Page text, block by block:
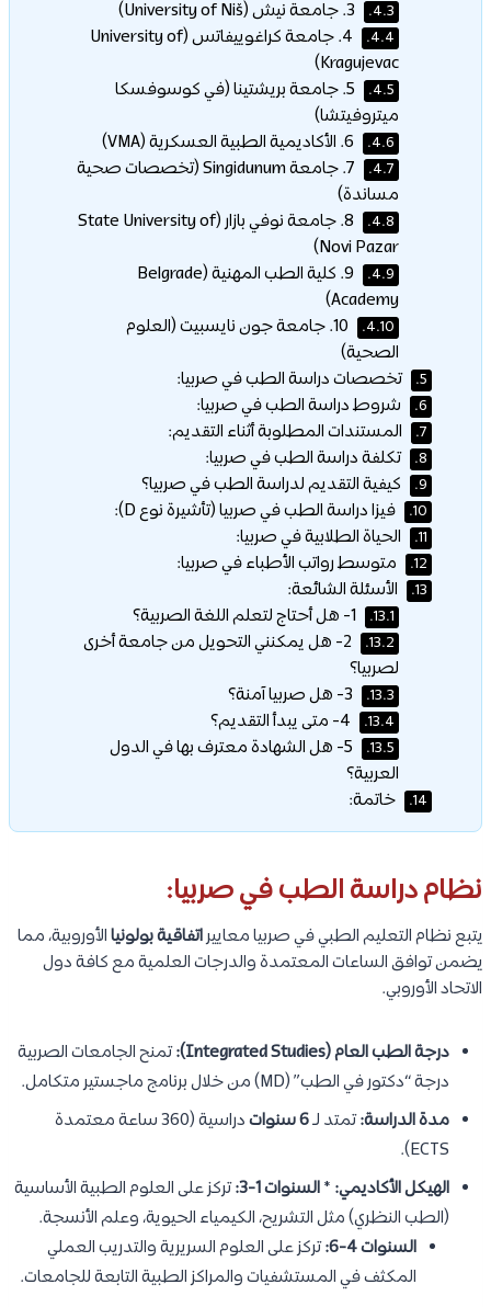
4.3.
4.4.
4. جامعة كراغوييفاتس (University of
Kragujevac)
4.5.
5. جامعة بريشتينا (في كوسوفسكا
ميتروفيتشا)
4.6.
4.7.
7. جامعة Singidunum (تخصصات صحية
مساندة)
4.8.
8. جامعة نوفي بازار (State University of
Novi Pazar)
4.9.
9. كلية الطب المهنية (Belgrade
Academy)
4.10.
10. جامعة جون نايسبيت (العلوم
الصحية)
5. تخصصات دراسة الطب في صربيا:
6. شروط دراسة الطب في صربيا:
7. المستندات المطلوبة أثناء التقديم:
8. تكلفة دراسة الطب في صربيا:
9. كيفية التقديم لدراسة الطب في صربيا؟
10. فيزا دراسة الطب في صربيا (تأشيرة نوع D):
11. الحياة الطلابية في صربيا:
12. متوسط رواتب الأطباء في صربيا:
13. الأسئلة الشائعة:
13.1.
13.2.
2- هل يمكنني التحويل من جامعة أخرى
لصربيا؟
13.3.
13.4.
13.5.
5- هل الشهادة معترف بها في الدول
العربية؟
14. خاتمة:
نظام دراسة الطب في صربيا:
يتبع نظام التعليم الطبي في صربيا معاييراتفاقية بولونياالأوروبية، مما
يضمن توافق الساعات المعتمدة والدرجات العلمية مع كافة دول
الاتحاد الأوروبي.
درجة الطب العام (Integrated Studies):
تمنح الجامعات الصربية
درجة “دكتور في الطب” (MD) من خلال برنامج ماجستير متكامل.
مدة الدراسة:تمتد لـ6 سنوات
دراسية (360 ساعة معتمدة
ECTS).
الهيكل الأكاديمي: *السنوات 1-3:
تركز على العلوم الطبية الأساسية
(الطب النظري) مثل التشريح، الكيمياء الحيوية، وعلم الأنسجة.
السنوات 4-6:
تركز على العلوم السريرية والتدريب العملي
المكثف في المستشفيات والمراكز الطبية التابعة للجامعات.